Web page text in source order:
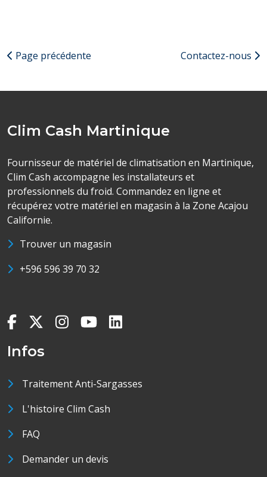
Page précédente Contactez-nous
Clim Cash Martinique
Fournisseur de matériel de climatisation en Martinique,
Clim Cash accompagne les installateurs et
professionnels du froid. Commandez en ligne et
récupérez votre matériel en magasin à la Zone Acajou
Californie.
Trouver un magasin
+596 596 39 70 32
Infos
Traitement Anti-Sargasses
L'histoire Clim Cash
FAQ
Demander un devis